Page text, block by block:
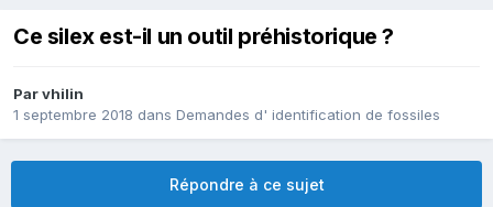
Ce silex est-il un outil préhistorique ?
Parvhilin
1 septembre 2018 dans Demandes d' identification de fossiles
Répondre à ce sujet